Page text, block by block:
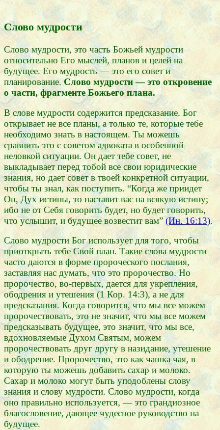
Слово мудрости
Слово мудрости, это часть Божьей мудрости
относительно Его мыслей, планов и целей на
будущее. Его мудрость — это его совет и
планирование.Слово мудрости — это откровение
о части, фрагменте Божьего плана.
В слове мудрости содержится предсказание. Бог
открывает не все планы, а только те, которые тебе
необходимо знать в настоящем. Ты можешь
сравнить это с советом адвоката в особенной
неловкой ситуации. Он дает тебе совет, не
выкладывает перед тобой все свои юридические
знания, но дает совет в твоей конкретной ситуации,
чтобы ты знал, как поступить. “Когда же приидет
Он, Дух истины, то наставит вас на всякую истину;
ибо не от Себя говорить будет, но будет говорить,
что услышит, и будущее возвестит вам”(Ин. 16:13).
Слово мудрости Бог использует для того, чтобы
приоткрыть тебе Свой план. Такие слова мудрости
часто даются в форме пророческого послания,
заставляя нас думать, что это пророчество. Но
пророчество, во-первых, дается для укрепления,
ободрения и утешения (1 Кор. 14:3), а не для
предсказания. Когда говорится, что мы все можем
пророчествовать, это не значит, что мы все можем
предсказывать будущее, это значит, что мы все,
вдохновляемые Духом Святым, можем
пророчествовать друг другу в назидание, утешение
и ободрение. Пророчество, это как чашка чая, в
которую ты можешь добавить сахар и молоко.
Сахар и молоко могут быть уподоблены слову
знания и слову мудрости. Слово мудрости, когда
оно правильно используется, — это грандиозное
благословение, дающее чудесное руководство на
будущее.